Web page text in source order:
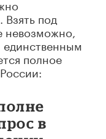
под
невозможно,
полное
в